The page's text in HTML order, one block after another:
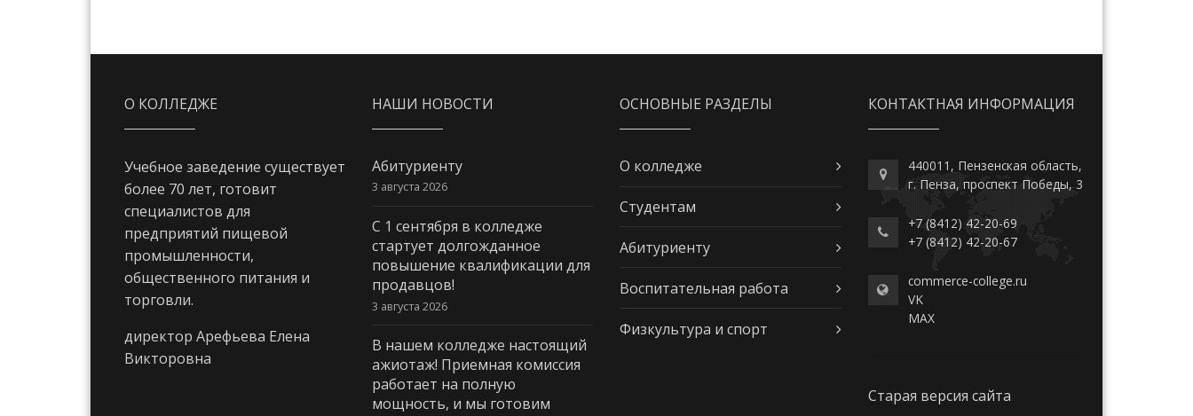
О КОЛЛЕДЖЕ
Учебное заведение существует
более 70 лет, готовит
специалистов для
предприятий пищевой
промышленности,
общественного питания и
торговли.
директор Арефьева Елена
Викторовна
НАШИ НОВОСТИ
Абитуриенту
3 августа 2026
С 1 сентября в колледже
стартует долгожданное
повышение квалификации для
продавцов!
3 августа 2026
В нашем колледже настоящий
ажиотаж! Приемная комиссия
работает на полную
мощность, и мы готовим
ОСНОВНЫЕ РАЗДЕЛЫ
О колледже
Студентам
Абитуриенту
Воспитательная работа
Физкультура и спорт
КОНТАКТНАЯ ИНФОРМАЦИЯ
440011, Пензенская область,
г. Пенза, проспект Победы, 3
+7 (8412) 42-20-69
+7 (8412) 42-20-67
commerce-college.ru
VK
MAX
Старая версия сайта